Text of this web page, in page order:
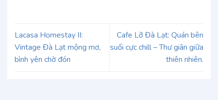
Lacasa Homestay II:
Vintage Đà Lạt mộng mơ,
bình yên chờ đón
Cafe Lỡ Đà Lạt: Quán bên
suối cực chill – Thư giãn giữa
thiên nhiên.